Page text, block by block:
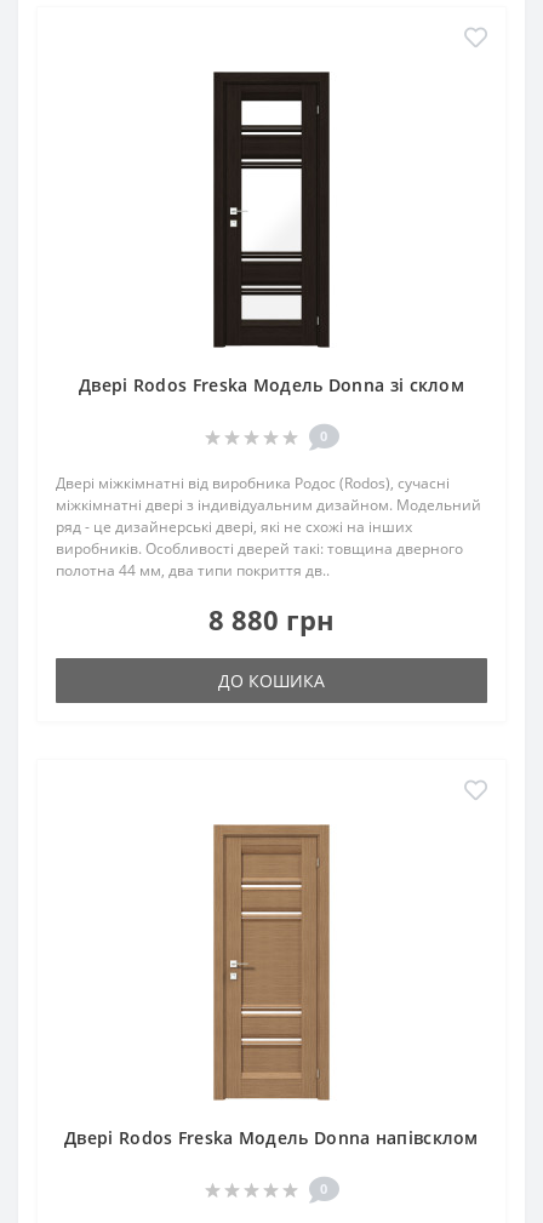
Двері Rodos Freska Модель Donna зі склом
0
Двері міжкімнатні від виробника Родос (Rodos), сучасні
міжкімнатні двері з індивідуальним дизайном. Модельний
ряд - це дизайнерські двері, які не схожі на інших
виробників. Особливості дверей такі: товщина дверного
полотна 44 мм, два типи покриття дв..
8 880 грн
ДО КОШИКА
Двері Rodos Freska Модель Donna напівсклом
0